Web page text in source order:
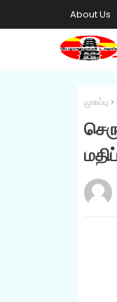
About Us
முகப்பு